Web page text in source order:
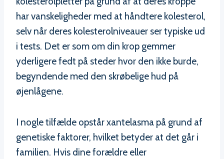
har vanskeligheder med at håndtere kolesterol,
selv når deres kolesterolniveauer ser typiske ud
i tests. Det er som om din krop gemmer
yderligere fedt på steder hvor den ikke burde,
begyndende med den skrøbelige hud på
øjenlågene.
I nogle tilfælde opstår xantelasma på grund af
genetiske faktorer, hvilket betyder at det går i
familien. Hvis dine forældre eller